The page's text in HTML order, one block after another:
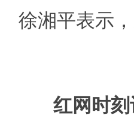
徐湘平表示
红网时刻